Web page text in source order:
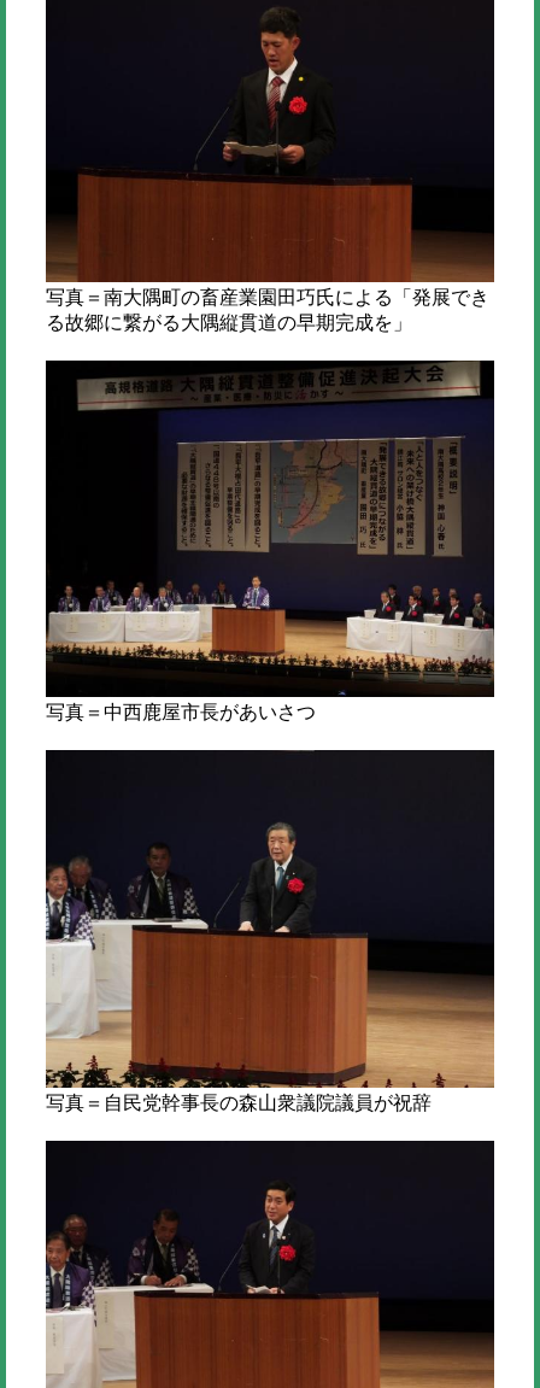
写真＝南大隅町の畜産業園田巧氏による「発展でき
る故郷に繋がる大隅縦貫道の早期完成を」
写真＝中西鹿屋市長があいさつ
写真＝自民党幹事長の森山衆議院議員が祝辞